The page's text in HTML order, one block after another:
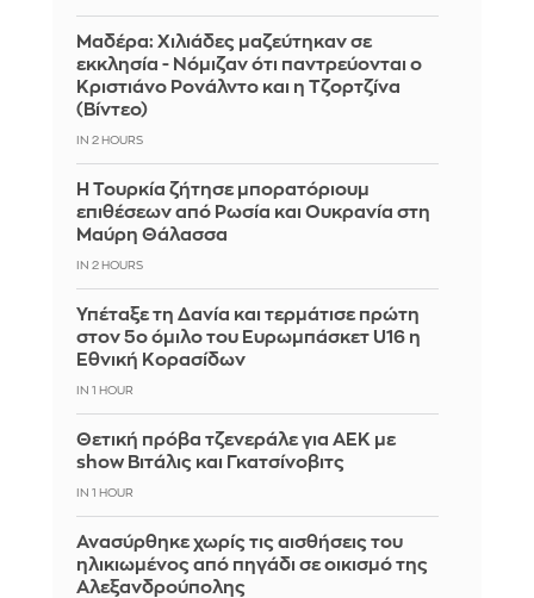
Μαδέρα: Χιλιάδες μαζεύτηκαν σε
εκκλησία - Νόμιζαν ότι παντρεύονται ο
Κριστιάνο Ρονάλντο και η Τζορτζίνα
(Βίντεο)
IN 2 HOURS
Η Τουρκία ζήτησε μπορατόριουμ
επιθέσεων από Ρωσία και Ουκρανία στη
Μαύρη Θάλασσα
IN 2 HOURS
Υπέταξε τη Δανία και τερμάτισε πρώτη
στον 5ο όμιλο του Ευρωμπάσκετ U16 η
Εθνική Κορασίδων
IN 1 HOUR
Θετική πρόβα τζενεράλε για ΑΕΚ με
show Βιτάλις και Γκατσίνοβιτς
IN 1 HOUR
Ανασύρθηκε χωρίς τις αισθήσεις του
ηλικιωμένος από πηγάδι σε οικισμό της
Αλεξανδρούπολης